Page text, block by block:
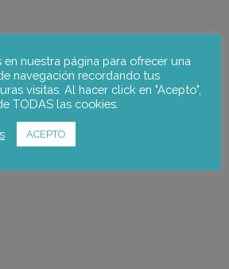
nuestra página para ofrecer una
navegación recordando tus
visitas. Al hacer click en "Acepto",
TODAS las cookies.
ACEPTO